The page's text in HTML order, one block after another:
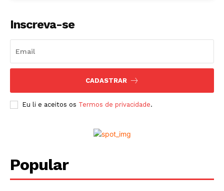
Inscreva-se
CADASTRAR
Eu li e aceitos os Termos de privacidade.
Popular